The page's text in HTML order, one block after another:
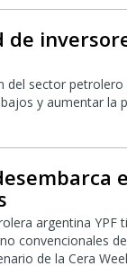
de
del sector petrolero
y aumentar la
argentina
convencionales
de la Cera